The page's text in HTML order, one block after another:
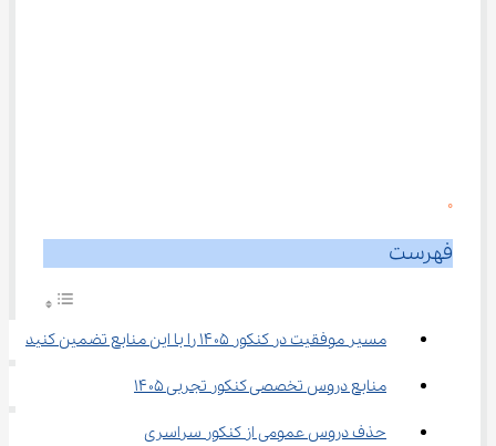
0
فهرست
مسیر موفقیت در کنکور ۱۴۰۵ را با این منابع تضمین کنید
منابع دروس تخصصی کنکور تجربی ۱۴۰۵
حذف دروس عمومی از کنکور سراسری